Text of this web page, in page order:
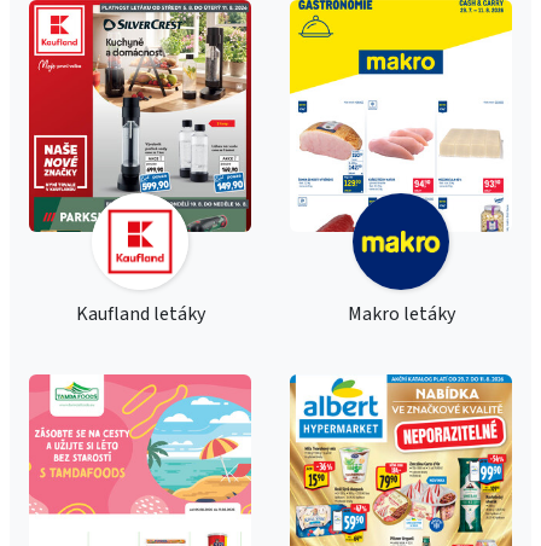
Kaufland letáky Makro letáky